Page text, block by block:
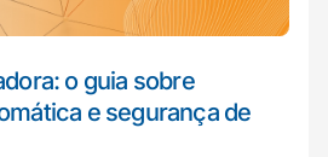
o guia sobre
e segurança de